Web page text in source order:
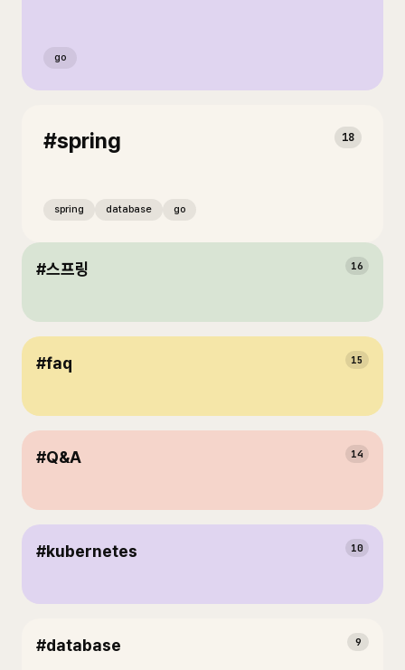
go
#spring 18
spring database go
#스프링 16
#faq 15
#Q&A 14
#kubernetes 10
#database 9